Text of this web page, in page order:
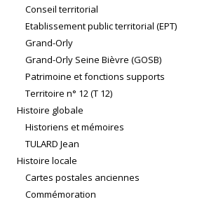
Conseil territorial
Etablissement public territorial (EPT)
Grand-Orly
Grand-Orly Seine Bièvre (GOSB)
Patrimoine et fonctions supports
Territoire n° 12 (T 12)
Histoire globale
Historiens et mémoires
TULARD Jean
Histoire locale
Cartes postales anciennes
Commémoration